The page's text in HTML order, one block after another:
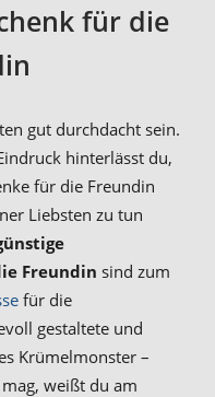
für die
gut durchdacht sein.
hinterlässt du,
für die Freundin
Liebsten zu tun
Freundin sind zum
für die
gestaltete und
Krümelmonster –
weißt du am